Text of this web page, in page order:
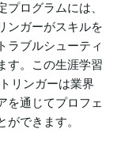
ログラムには、
ンガーがスキルを
ラブルシューティ
す。この生涯学習
リンガーは業界
を通じてプロフェ
できます。